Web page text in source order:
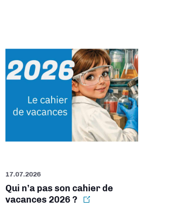
17.07.2026
Qui n’a pas son cahier de
vacances 2026 ?